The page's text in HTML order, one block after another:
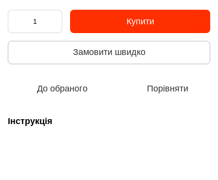
Купити
Замовити швидко
До обраного Порівняти
Інструкція